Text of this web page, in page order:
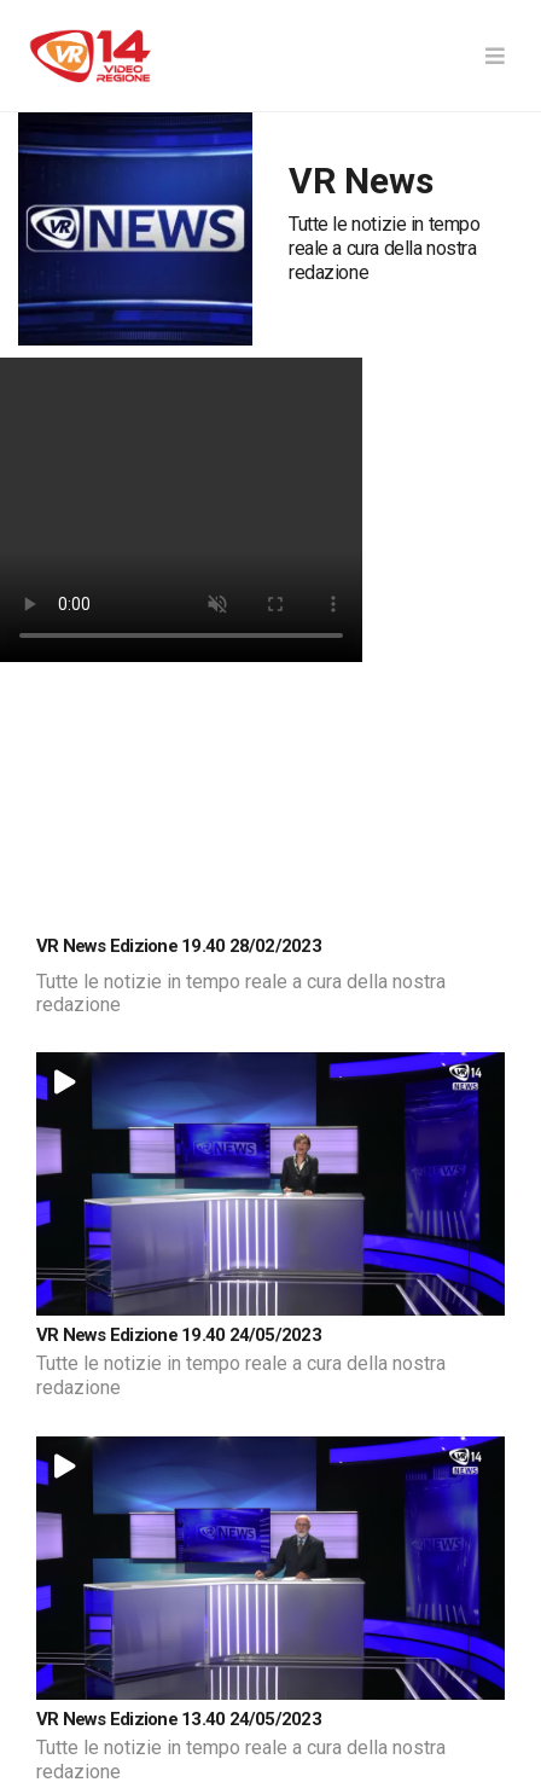
VR News
Tutte le notizie in tempo
reale a cura della nostra
redazione
VR News Edizione 19.40 28/02/2023
Tutte le notizie in tempo reale a cura della nostra
redazione
VR News Edizione 19.40 24/05/2023
Tutte le notizie in tempo reale a cura della nostra
redazione
VR News Edizione 13.40 24/05/2023
Tutte le notizie in tempo reale a cura della nostra
redazione